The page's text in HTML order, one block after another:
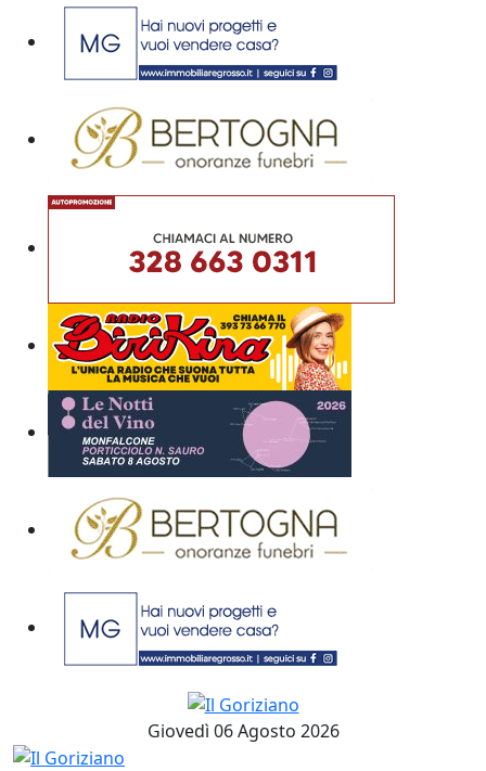
Giovedì 06 Agosto 2026